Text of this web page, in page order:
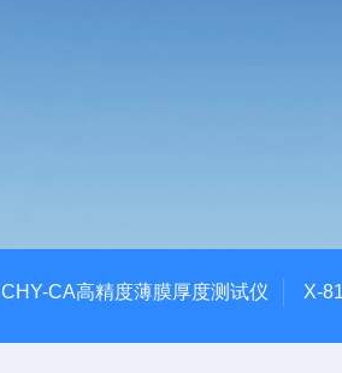
CHY-CA高精度薄膜厚度测试仪 X-